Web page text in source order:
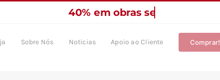
Sobre Nós Noticias Apoio ao Cliente Comprar!